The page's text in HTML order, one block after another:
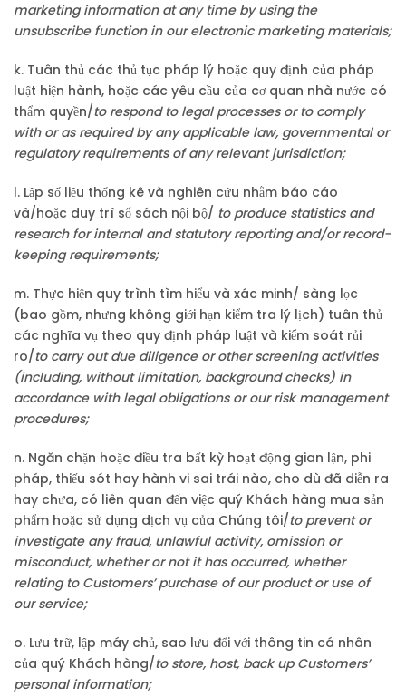
marketing information at any time by using the
unsubscribe function in our electronic marketing materials;
k. Tuân thủ các thủ tục pháp lý hoặc quy định của pháp
luật hiện hành, hoặc các yêu cầu của cơ quan nhà nước có
thẩm quyền/to respond to legal processes or to comply
with or as required by any applicable law, governmental or
regulatory requirements of any relevant jurisdiction;
l. Lập số liệu thống kê và nghiên cứu nhằm báo cáo
và/hoặc duy trì sổ sách nội bộ/ to produce statistics and
research for internal and statutory reporting and/or record-
keeping requirements;
m. Thực hiện quy trình tìm hiểu và xác minh/ sàng lọc
(bao gồm, nhưng không giới hạn kiểm tra lý lịch) tuân thủ
các nghĩa vụ theo quy định pháp luật và kiểm soát rủi
ro/to carry out due diligence or other screening activities
(including, without limitation, background checks) in
accordance with legal obligations or our risk management
procedures;
n. Ngăn chặn hoặc điều tra bất kỳ hoạt động gian lận, phi
pháp, thiếu sót hay hành vi sai trái nào, cho dù đã diễn ra
hay chưa, có liên quan đến việc quý Khách hàng mua sản
phẩm hoặc sử dụng dịch vụ của Chúng tôi/to prevent or
investigate any fraud, unlawful activity, omission or
misconduct, whether or not it has occurred, whether
relating to Customers’ purchase of our product or use of
our service;
o. Lưu trữ, lập máy chủ, sao lưu đối với thông tin cá nhân
của quý Khách hàng/to store, host, back up Customers’
personal information;